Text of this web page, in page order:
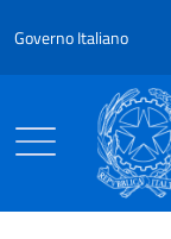
Governo Italiano